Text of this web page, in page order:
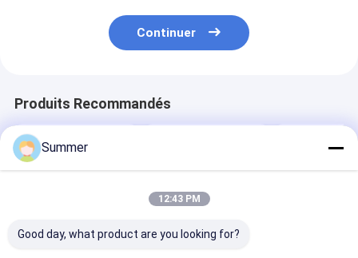
Continuer
Produits Recommandés
Summer
12:43 PM
Good day, what product are you looking for?